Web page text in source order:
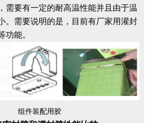
需要有一定的耐高温性能并且由于温
。需要说明的是，目前有厂家用灌封
功能。
组件装配用胶